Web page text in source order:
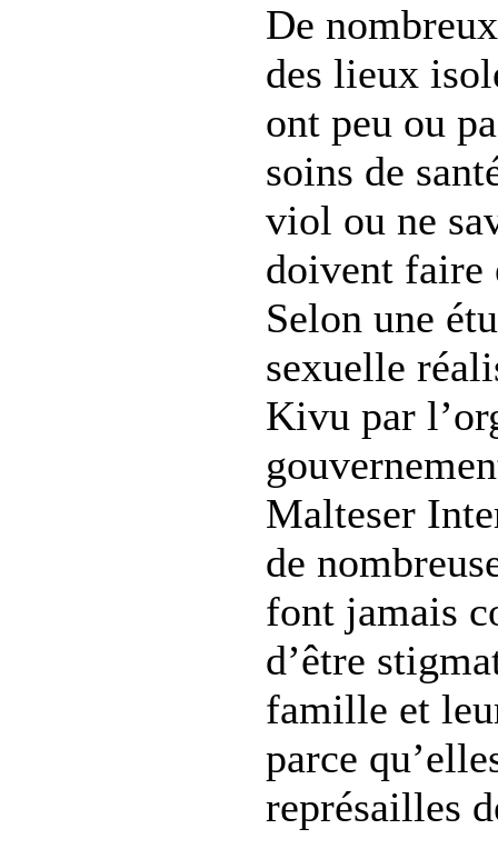
De
des lieux
ont peu ou
soins de
viol ou ne
doivent faire
Selon une
sexuelle
Kivu par
Malteser
de
font jamais
d’être
famille et
parce
représailles